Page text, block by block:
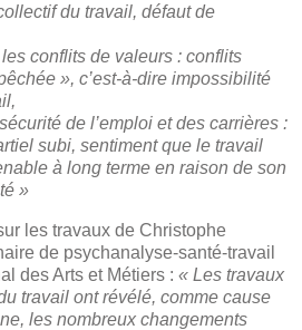
du travail, défaut de
conflits de valeurs : conflits
», c’est-à-dire impossibilité
de l’emploi et des carrières :
subi, sentiment que le travail
à long terme en raison de son
»
les travaux de Christophe
de psychanalyse-santé-travail
des Arts et Métiers : « Les travaux
travail ont révélé, comme cause
les nombreux changements